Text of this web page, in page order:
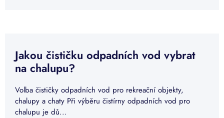
Jakou čističku odpadních vod vybrat
na chalupu?
Volba čističky odpadních vod pro rekreační objekty,
chalupy a chaty Při výběru čistírny odpadních vod pro
chalupu je dů...